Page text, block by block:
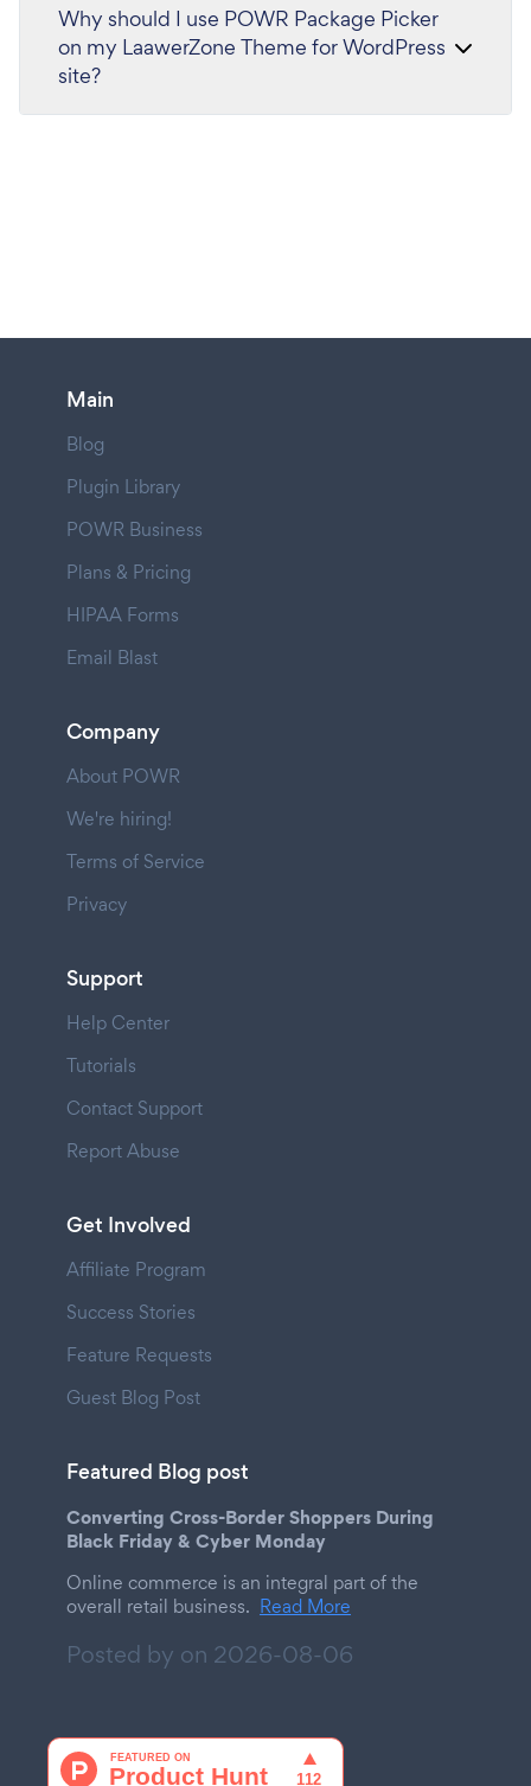
Why should I use POWR Package Picker
on my LaawerZone Theme for WordPress
site?
Main
Blog
Plugin Library
POWR Business
Plans & Pricing
HIPAA Forms
Email Blast
Company
About POWR
We're hiring!
Terms of Service
Privacy
Support
Help Center
Tutorials
Contact Support
Report Abuse
Get Involved
Affiliate Program
Success Stories
Feature Requests
Guest Blog Post
Featured Blog post
Converting Cross-Border Shoppers During
Black Friday & Cyber Monday
Online commerce is an integral part of the
overall retail business. Read More
Posted by on 2026-08-06